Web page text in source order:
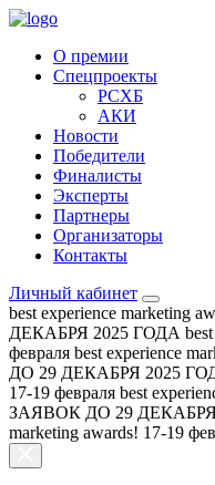
О премии
Спецпроекты
РСХБ
АКИ
Новости
Победители
Финалисты
Эксперты
Партнеры
Организаторы
Контакты
Личный кабинет
best experience marketing
ДЕКАБРЯ 2025 ГОДА
февраля best experience
ДО 29 ДЕКАБРЯ 2025
17-19 февраля best
ЗАЯВОК ДО 29 ДЕКАБРЯ
marketing awards! 17-19